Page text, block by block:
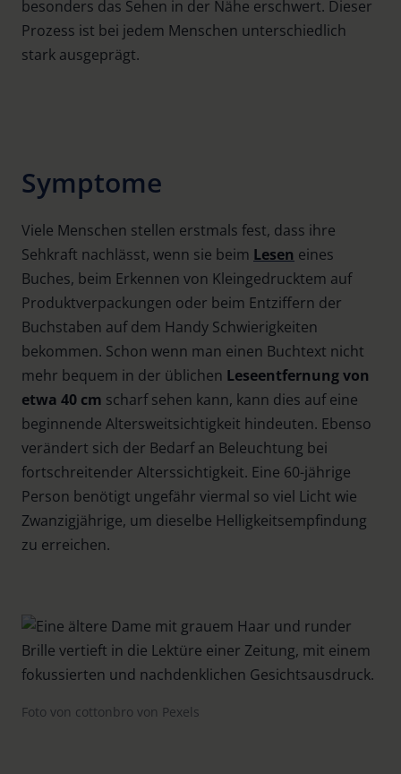
besonders das Sehen in der Nähe erschwert. Dieser
Prozess ist bei jedem Menschen unterschiedlich
stark ausgeprägt.
Symptome
Viele Menschen stellen erstmals fest, dass ihre
Sehkraft nachlässt, wenn sie beim Lesen eines
Buches, beim Erkennen von Kleingedrucktem auf
Produktverpackungen oder beim Entziffern der
Buchstaben auf dem Handy Schwierigkeiten
bekommen. Schon wenn man einen Buchtext nicht
mehr bequem in der üblichen Leseentfernung von
etwa 40 cm scharf sehen kann, kann dies auf eine
beginnende Altersweitsichtigkeit hindeuten. Ebenso
verändert sich der Bedarf an Beleuchtung bei
fortschreitender Alterssichtigkeit. Eine 60-jährige
Person benötigt ungefähr viermal so viel Licht wie
Zwanzigjährige, um dieselbe Helligkeitsempfindung
zu erreichen.
Foto von cottonbro von Pexels